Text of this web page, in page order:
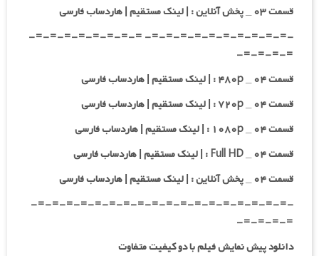
قسمت ۰۳ _ پخش آنلاین : | لینک مستقیم | هاردساب فارسی
-=-=-=-=-=-=-=-=-=-=- =-=-=-=-=-=-=-=-
=-=-=-=-
قسمت ۰۴ _ ۴۸۰p : | لینک مستقیم | هاردساب فارسی
قسمت ۰۴ _ ۷۲۰p : | لینک مستقیم | هاردساب فارسی
قسمت ۰۴ _ ۱۰۸۰p : | لینک مستقیم | هاردساب فارسی
قسمت ۰۴ _ Full HD : | لینک مستقیم | هاردساب فارسی
قسمت ۰۴ _ پخش آنلاین : | لینک مستقیم | هاردساب فارسی
-=-=-=-=-=-=-=-=-=-=-=-=-=-=-=-=-=-=-
=-=-=-=-
دانلود پیش نمایش فیلم با دو کیفیت متفاوت